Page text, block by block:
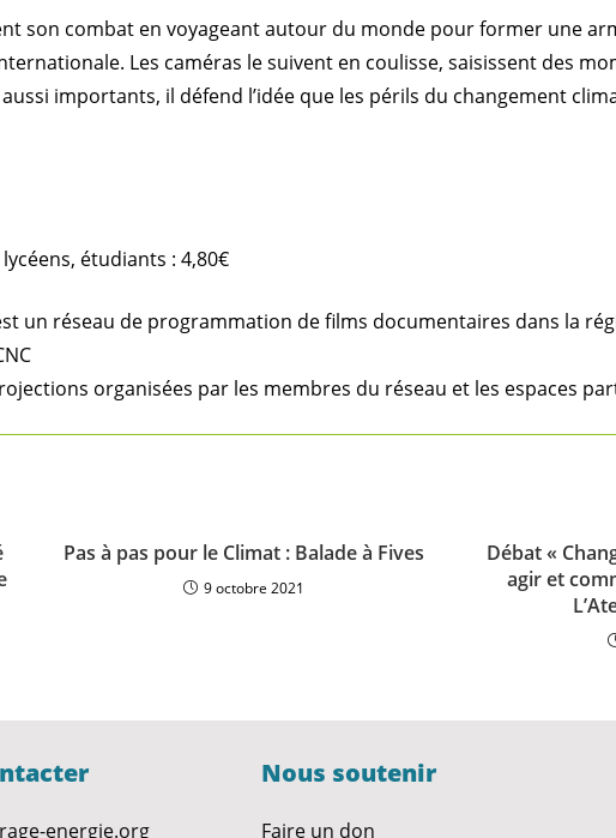
son combat en voyageant autour du monde pour former une
Les caméras le suivent en coulisse, saisissent des
importants, il défend l’idée que les périls du changement
étudiants : 4,80€
un réseau de programmation de films documentaires dans la
organisées par les membres du réseau et les espaces
Pas à pas pour le Climat : Balade à Fives
9 octobre 2021
Débat «
agir et
energie.org
Nous soutenir
Faire un don